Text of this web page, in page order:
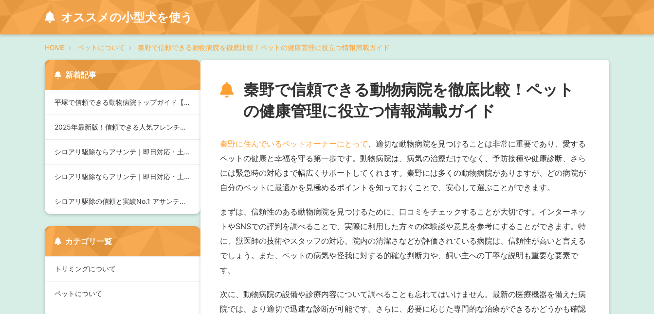
オススメの小型犬を使う
HOME ペットについて 秦野で信頼できる動物病院を徹底比較！ペットの健康管理に役立つ情報満載ガイド
秦野で信頼できる動物病院を徹底比較！ペット
の健康管理に役立つ情報満載ガイド
秦野に住んでいるペットオーナーにとって 、適切な動物病院を見つけることは非常に重要であり、愛する
ペットの健康と幸福を守る第一歩です。動物病院は、病気の治療だけでなく、予防接種や健康診断、さら
には緊急時の対応まで幅広くサポートしてくれます。秦野には多くの動物病院がありますが、どの病院が
自分のペットに最適かを見極めるポイントを知っておくことで、安心して選ぶことができます。
まずは、信頼性のある動物病院を見つけるために、口コミをチェックすることが大切です。インターネッ
トやSNSでの評判を調べることで、実際に利用した方々の体験談や意見を参考にすることができます。特
に、獣医師の技術やスタッフの対応、院内の清潔さなどが評価されている病院は、信頼性が高いと言える
でしょう。また、ペットの病気や怪我に対する的確な判断力や、飼い主への丁寧な説明も重要な要素で
す。
次に、動物病院の設備や診療内容について調べることも忘れてはいけません。最新の医療機器を備えた病
院では、より適切で迅速な診断が可能です。さらに、必要に応じた専門的な治療ができるかどうかも確認
新着記事
平塚で信頼できる動物病院トップガイド【2025年最新版】
2025年最新版！信頼できる人気フレンチブルドッグブリーダー…
シロアリ駆除ならアサンテ｜即日対応・土日祝も相談可の信頼のサ…
シロアリ駆除ならアサンテ｜即日対応・土日祝も受付、安心の実績…
シロアリ駆除の信頼と実績No.1 アサンテ：安心の即日対応と…
カテゴリ一覧
トリミングについて
ペットについて